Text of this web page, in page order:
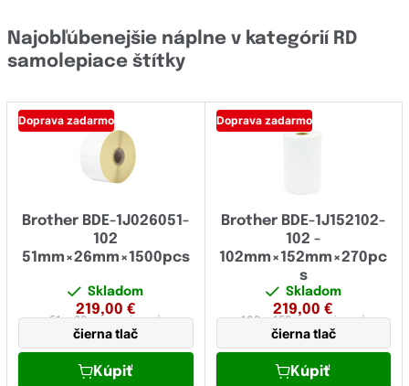
Najobľúbenejšie náplne v kategórií RD
samolepiace štítky
Doprava zadarmo
Brother BDE-1J026051-
102
51mm×26mm×1500pcs
Skladom
219,00 €
51 x 26 mmpapierová
čierna tlač
Kúpiť
Doprava zadarmo
Brother BDE-1J152102-
102 -
102mm×152mm×270pc
s
Skladom
219,00 €
102 x 152 mmpapierová
čierna tlač
Kúpiť